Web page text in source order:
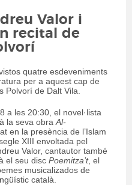
Valor i
recital de
quatre esdeveniments
per a aquest cap de
Polvorí de Dalt Vila.
a les 20:30, el novel·lista
la seva obra Al-
en la presència de l’Islam
XIII envoltada pel
Valor, cantautor també
el seu disc Poemitza’t, el
musicalizados de
català.